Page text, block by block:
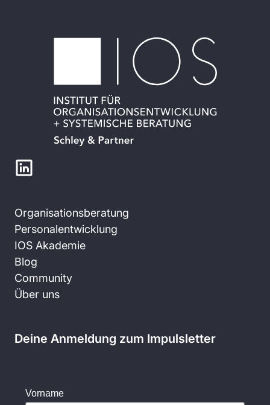
Organisationsberatung
Personalentwicklung
IOS Akademie
Blog
Community
Über uns
Deine Anmeldung zum Impulsletter
Vorname